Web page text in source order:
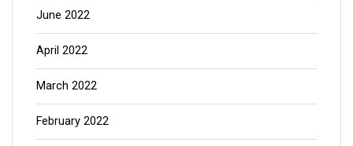
June 2022
April 2022
March 2022
February 2022